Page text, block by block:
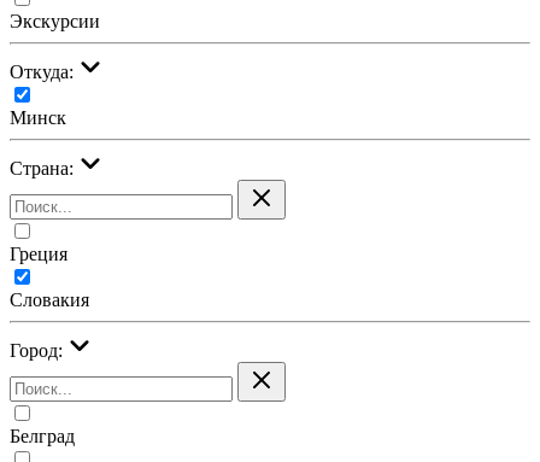
Экскурсии
Откуда:
Минск
Страна:
Греция
Словакия
Город:
Белград